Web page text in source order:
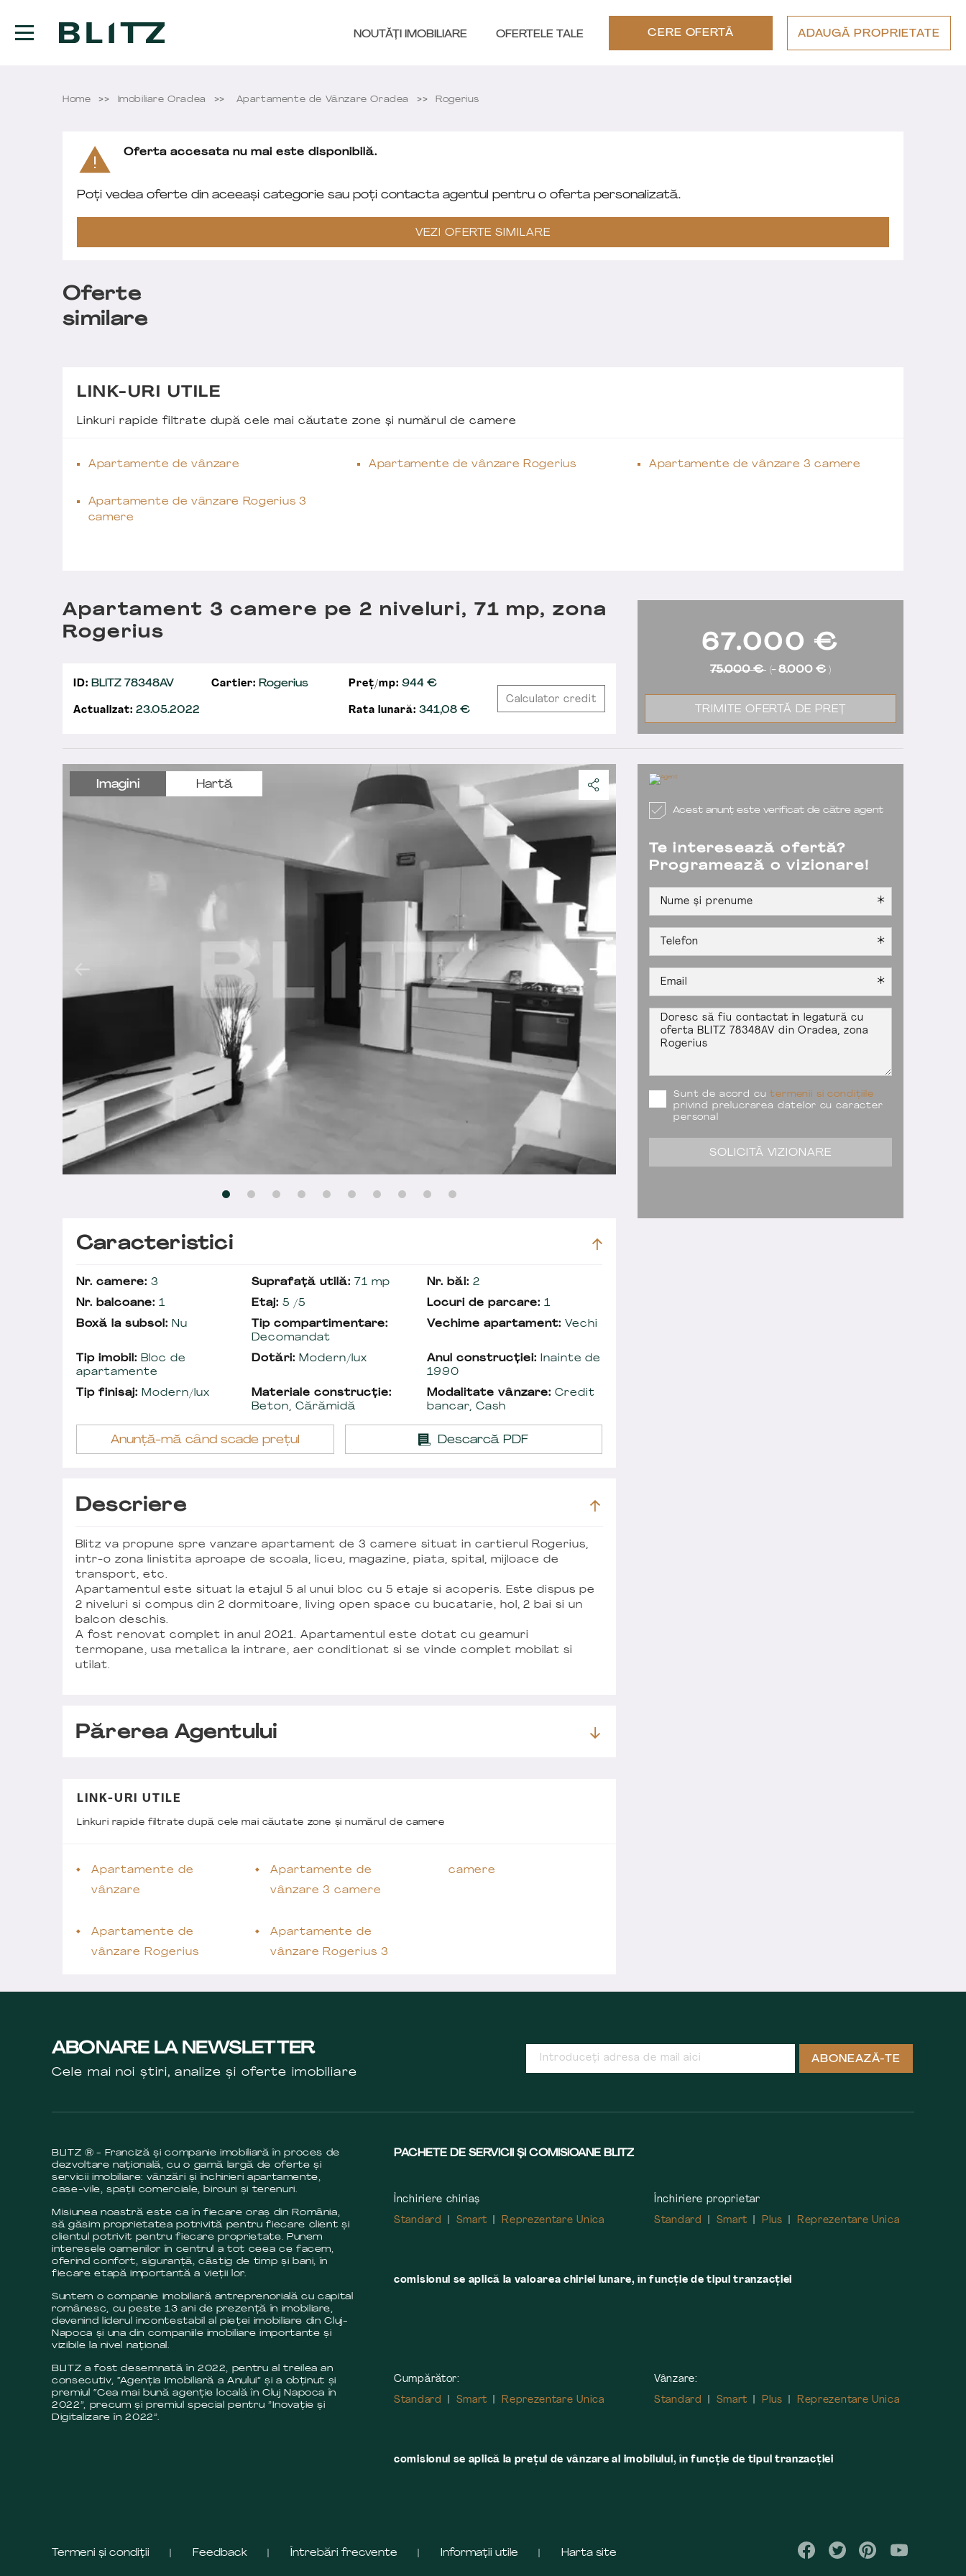
NOUTĂȚI IMOBILIARE OFERTELE TALE CERE OFERTĂ ADAUGĂ PROPRIETATE
Home Imobiliare Oradea Apartamente de Vânzare Oradea Rogerius
Oferta accesata nu mai este disponibilă.
Poți vedea oferte din aceeași categorie sau poți contacta agentul pentru o oferta personalizată.
VEZI OFERTE SIMILARE
Oferte
similare
LINK-URI UTILE
Linkuri rapide filtrate după cele mai căutate zone și numărul de camere
Apartamente de vânzare Apartamente de vânzare Rogerius Apartamente de vânzare 3 camere
Apartamente de vânzare Rogerius 3
camere
Imagini Hartă
Apartament 3 camere pe 2 niveluri, 71 mp, zona
Rogerius
ID: BLITZ 78348AV Cartier: Rogerius Preț/mp: 944 €
Actualizat: 23.05.2022 Rata lunară:341,08 €
Calculator credit
Acest anunț este verificat de către agent
Te interesează ofertă?
Programează o vizionare!
Sunt de acord cutermenii si condițiile
privind prelucrarea datelor cu caracter
personal
SOLICITĂ VIZIONARE
67.000 €
75.000 € (- 8.000 € )
TRIMITE OFERTĂ DE PREȚ
Caracteristici
Nr. camere: 3 Suprafață utilă: 71 mp Nr. băi: 2
Nr. balcoane: 1 Etaj: 5 /5 Locuri de parcare: 1
Boxă la subsol: Nu
Tip compartimentare:
Decomandat
Vechime apartament: Vechi
Tip imobil: Bloc de
apartamente
Dotări: Modern/lux Anul construcției: Inainte de
1990
Tip finisaj: Modern/lux
Materiale construcție:
Beton, Cărămidă
Modalitate vânzare: Credit
bancar, Cash
Anunță-mă când scade prețul Descarcă PDF
Descriere
Blitz va propune spre vanzare apartament de 3 camere situat in cartierul Rogerius,
intr-o zona linistita aproape de scoala, liceu, magazine, piata, spital, mijloace de
transport, etc.
Apartamentul este situat la etajul 5 al unui bloc cu 5 etaje si acoperis. Este dispus pe
2 niveluri si compus din 2 dormitoare, living open space cu bucatarie, hol, 2 bai si un
balcon deschis.
A fost renovat complet in anul 2021. Apartamentul este dotat cu geamuri
termopane, usa metalica la intrare, aer conditionat si se vinde complet mobilat si
utilat.
Părerea Agentului
LINK-URI UTILE
Linkuri rapide filtrate după cele mai căutate zone și numărul de camere
Apartamente de
vânzare
Apartamente de
vânzare Rogerius
Apartamente de
vânzare 3 camere
Apartamente de
vânzare Rogerius 3
camere
ABONARE LA NEWSLETTER
Cele mai noi știri, analize și oferte imobiliare
ABONEAZĂ-TE
BLITZ ® - Franciză și companie imobiliară în proces de
dezvoltare națională, cu o gamă largă de oferte și
servicii imobiliare: vânzări și închirieri apartamente,
case-vile, spații comerciale, birouri și terenuri.
Misiunea noastră este ca în fiecare oraș din România,
să găsim proprietatea potrivită pentru fiecare client și
clientul potrivit pentru fiecare proprietate. Punem
interesele oamenilor în centrul a tot ceea ce facem,
oferind confort, siguranță, câstig de timp și bani, în
fiecare etapă importantă a vieții lor.
Suntem o companie imobiliară antreprenorială cu capital
românesc, cu peste 13 ani de prezență în imobiliare,
devenind liderul incontestabil al pieței imobiliare din Cluj-
Napoca și una din companiile imobiliare importante și
vizibile la nivel național.
BLITZ a fost desemnată în 2022, pentru al treilea an
consecutiv, “Agenția Imobiliară a Anului” și a obținut și
premiul “Cea mai bună agenție locală în Cluj Napoca în
2022”, precum și premiul special pentru ”Inovație și
Digitalizare în 2022”.
PACHETE DE SERVICII ȘI COMISIOANE BLITZ
Închiriere chiriaș
Standard
Smart Reprezentare Unica
Închiriere proprietar
Standard
Smart Plus Reprezentare Unica
comisionul se aplică la valoarea chiriei lunare, în funcție de tipul tranzacției
Cumpărător:
Standard
Smart Reprezentare Unica
Vânzare:
Standard
Smart Plus Reprezentare Unica
comisionul se aplică la preţul de vânzare al imobilului, în funcţie de tipul tranzacţiei
Termeni și condiții Feedback Întrebări frecvente Informații utile Harta site